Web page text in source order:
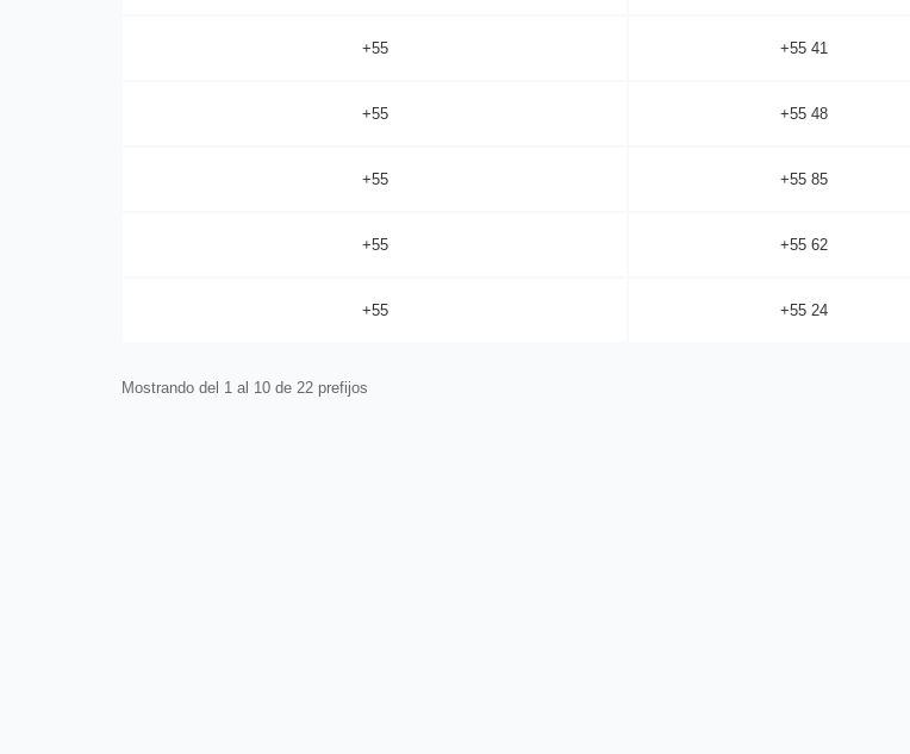
+55 +55 41
+55 +55 48
+55 +55 85
+55 +55 62
+55 +55 24
Mostrando del 1 al 10 de 22 prefijos